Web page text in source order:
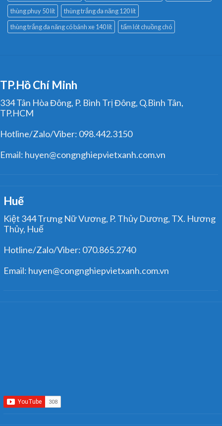
thùng phuy 50 lít
thùng trắng đa năng 120 lít
thùng trắng đa năng có bánh xe 140 lít
tấm lót chuồng chó
TP.Hồ Chí Minh
334 Tân Hòa Đông, P. Bình Trị Đông, Q.Bình Tân,
TP.HCM
Hotline/Zalo/Viber: 098.442.3150
Email: huyen@congnghiepvietxanh.com.vn
Huế
Kiệt 344 Trưng Nữ Vương, P. Thủy Dương, TX. Hương
Thủy, Huế
Hotline/Zalo/Viber: 070.865.2740
Email: huyen@congnghiepvietxanh.com.vn